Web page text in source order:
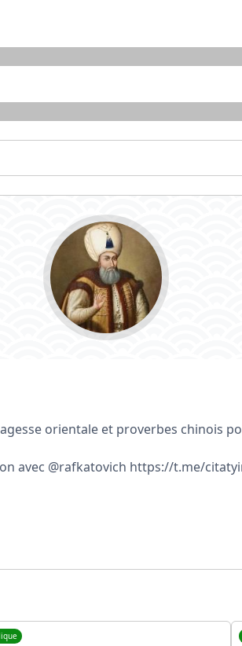
orientale et proverbes chinois
avec @rafkatovich https://t.me/